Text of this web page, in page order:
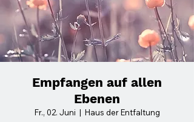
Empfangen auf allen
Ebenen
Fr., 02. Juni
  |
Haus der Entfaltung